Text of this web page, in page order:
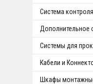
Система
Дополнительное
Системы для
Кабели и
Шкафы